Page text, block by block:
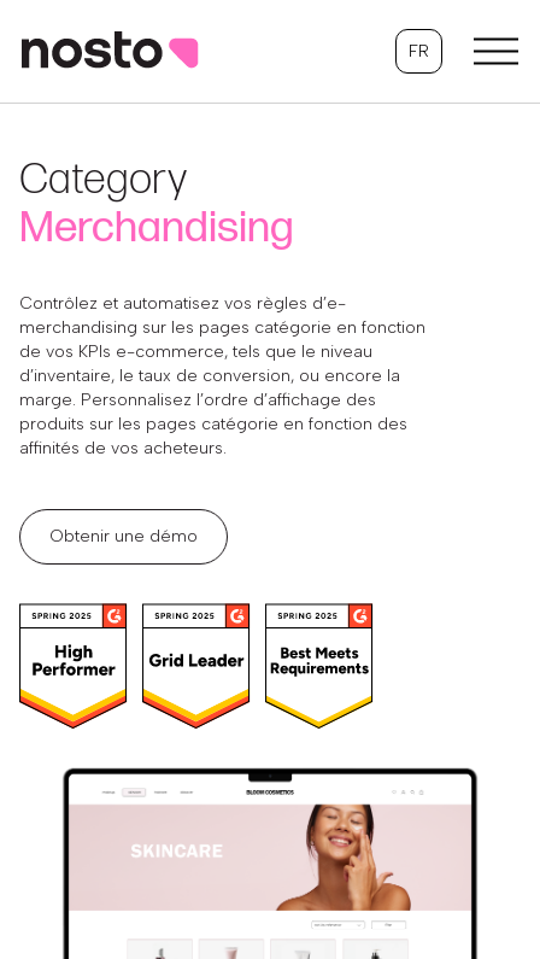
FR
Category
Merchandising
Contrôlez et automatisez vos règles d’e-
merchandising sur les pages catégorie en fonction
de vos KPIs e-commerce, tels que le niveau
d’inventaire, le taux de conversion, ou encore la
marge. Personnalisez l’ordre d’affichage des
produits sur les pages catégorie en fonction des
affinités de vos acheteurs.
Obtenir une démo